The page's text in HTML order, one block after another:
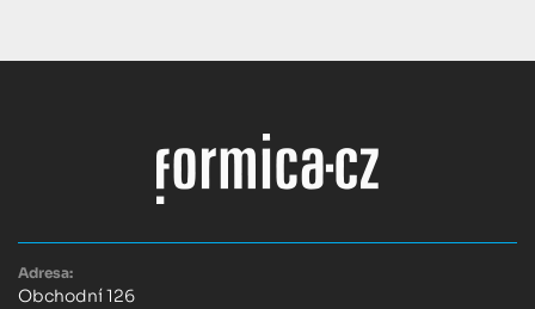
Adresa:
Obchodní 126